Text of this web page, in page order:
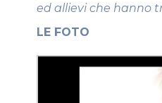
ed allievi che hanno
LE FOTO